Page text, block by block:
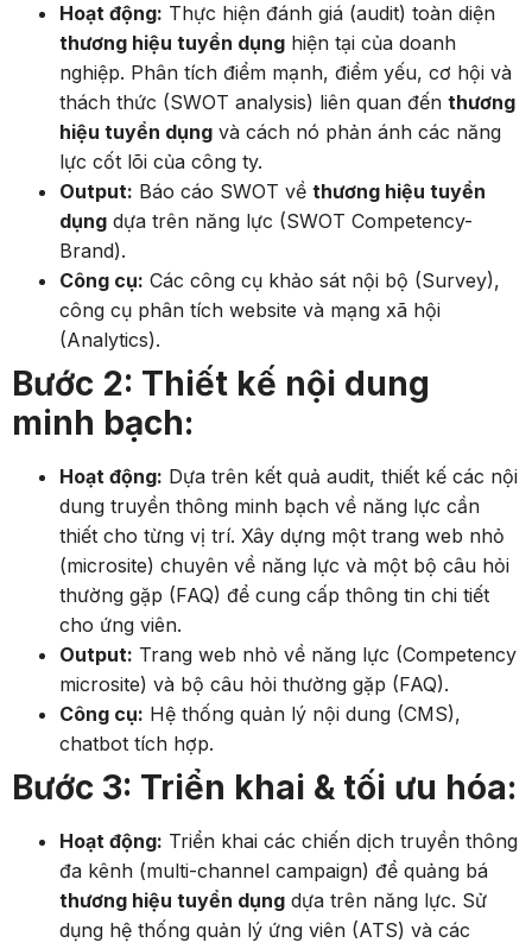
Hoạt động: Thực hiện đánh giá (audit) toàn diện
thương hiệu tuyển dụng hiện tại của doanh
nghiệp. Phân tích điểm mạnh, điểm yếu, cơ hội và
thách thức (SWOT analysis) liên quan đến thương
hiệu tuyển dụng và cách nó phản ánh các năng
lực cốt lõi của công ty.
Output: Báo cáo SWOT về thương hiệu tuyển
dụng dựa trên năng lực (SWOT Competency-
Brand).
Công cụ: Các công cụ khảo sát nội bộ (Survey),
công cụ phân tích website và mạng xã hội
(Analytics).
Bước 2: Thiết kế nội dung
minh bạch:
Hoạt động: Dựa trên kết quả audit, thiết kế các nội
dung truyền thông minh bạch về năng lực cần
thiết cho từng vị trí. Xây dựng một trang web nhỏ
(microsite) chuyên về năng lực và một bộ câu hỏi
thường gặp (FAQ) để cung cấp thông tin chi tiết
cho ứng viên.
Output: Trang web nhỏ về năng lực (Competency
microsite) và bộ câu hỏi thường gặp (FAQ).
Công cụ: Hệ thống quản lý nội dung (CMS),
chatbot tích hợp.
Bước 3: Triển khai & tối ưu hóa:
Hoạt động: Triển khai các chiến dịch truyền thông
đa kênh (multi-channel campaign) để quảng bá
thương hiệu tuyển dụng dựa trên năng lực. Sử
dụng hệ thống quản lý ứng viên (ATS) và các